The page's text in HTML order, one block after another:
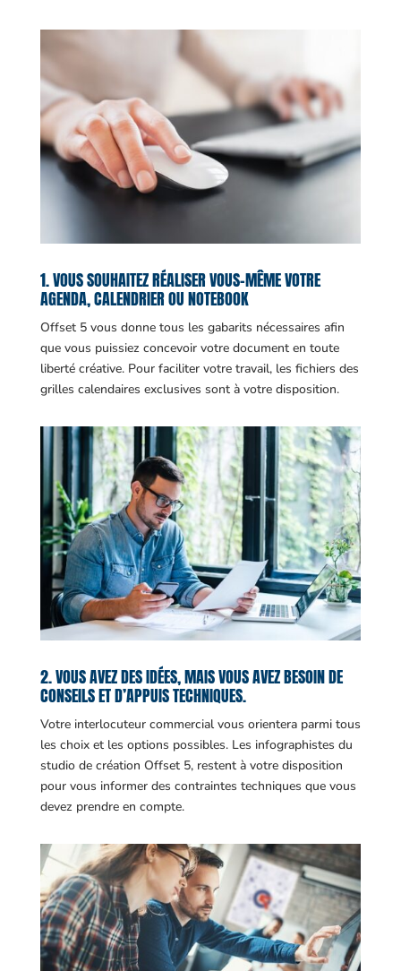
1. VOUS SOUHAITEZ RÉALISER VOUS-MÊME VOTRE
AGENDA, CALENDRIER OU NOTEBOOK
Offset 5 vous donne tous les gabarits nécessaires afin
que vous puissiez concevoir votre document en toute
liberté créative. Pour faciliter votre travail, les fichiers des
grilles calendaires exclusives sont à votre disposition.
2. VOUS AVEZ DES IDÉES, MAIS VOUS AVEZ BESOIN DE
CONSEILS ET D’APPUIS TECHNIQUES.
Votre interlocuteur commercial vous orientera parmi tous
les choix et les options possibles. Les infographistes du
studio de création Offset 5, restent à votre disposition
pour vous informer des contraintes techniques que vous
devez prendre en compte.